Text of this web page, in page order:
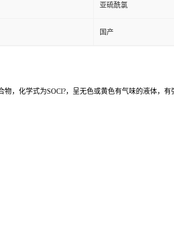
亚硫酰氯
国产
物，化学式为SOCl?，呈无色或黄色有气味的液体，